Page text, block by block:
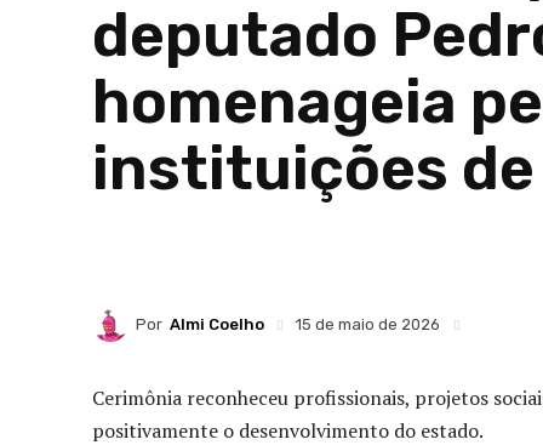
deputado
homenageia
instituições de
Por Almi Coelho 15 de maio de 2026
Cerimônia reconheceu profissionais, projetos
positivamente o desenvolvimento do estado.